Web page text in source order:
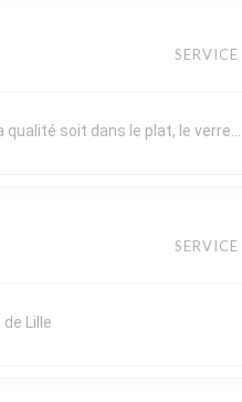
SERVICE
soit dans le plat, le
SERVICE
Lille